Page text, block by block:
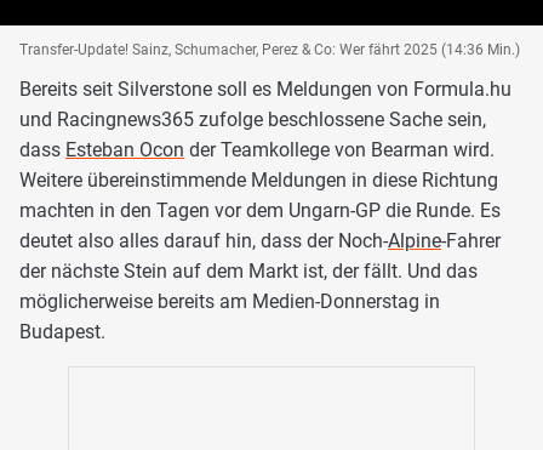
Transfer-Update! Sainz, Schumacher, Perez & Co: Wer fährt 2025 (14:36 Min.)
Bereits seit Silverstone soll es Meldungen von Formula.hu
und Racingnews365 zufolge beschlossene Sache sein,
dass Esteban Ocon der Teamkollege von Bearman wird.
Weitere übereinstimmende Meldungen in diese Richtung
machten in den Tagen vor dem Ungarn-GP die Runde. Es
deutet also alles darauf hin, dass der Noch-Alpine-Fahrer
der nächste Stein auf dem Markt ist, der fällt. Und das
möglicherweise bereits am Medien-Donnerstag in
Budapest.